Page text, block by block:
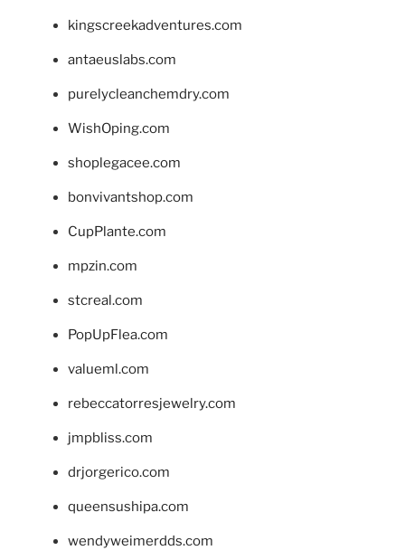
kingscreekadventures.com
antaeuslabs.com
purelycleanchemdry.com
WishOping.com
shoplegacee.com
bonvivantshop.com
CupPlante.com
mpzin.com
stcreal.com
PopUpFlea.com
valueml.com
rebeccatorresjewelry.com
jmpbliss.com
drjorgerico.com
queensushipa.com
wendyweimerdds.com